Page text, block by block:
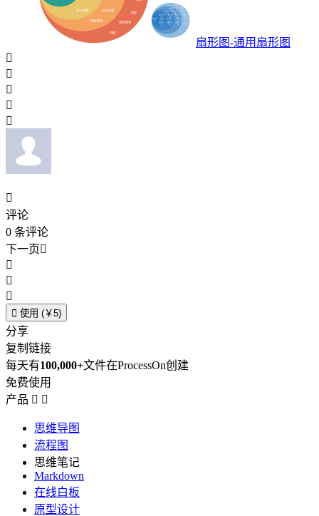
扇形图-通用扇形图






评论
0 条评论
下一页



 使用 (￥5)
分享
复制链接
每天有100,000+文件在ProcessOn创建
免费使用
产品  
思维导图
流程图
思维笔记
Markdown
在线白板
原型设计